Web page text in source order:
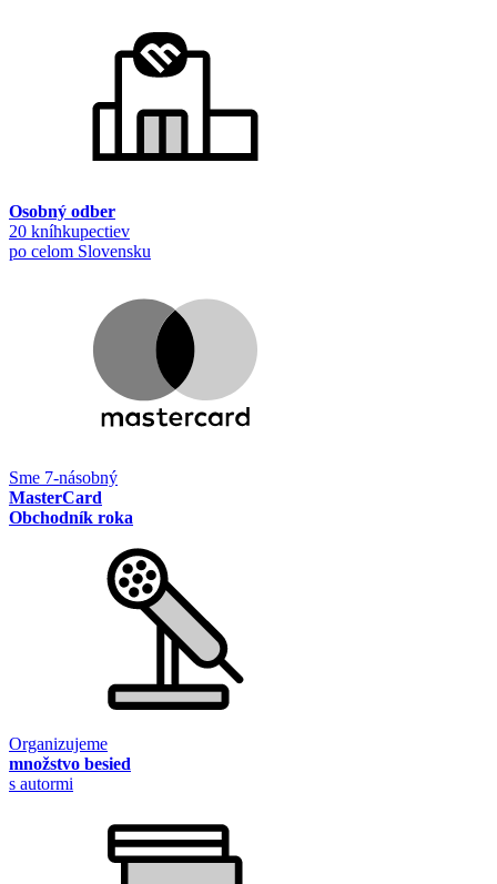
Osobný odber
20 kníhkupectiev
po celom Slovensku
Sme 7-násobný
MasterCard
Obchodník roka
Organizujeme
množstvo besied
s autormi